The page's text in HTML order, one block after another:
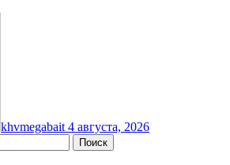
khvmegabait 4 августа, 2026